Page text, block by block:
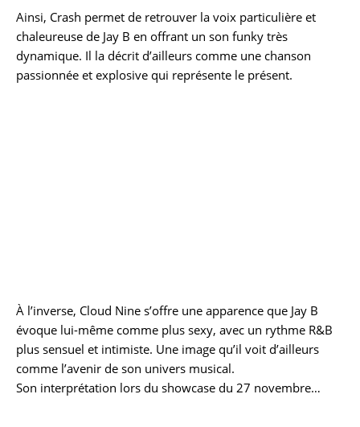
Ainsi, Crash permet de retrouver la voix particulière et
chaleureuse de Jay B en offrant un son funky très
dynamique. Il la décrit d’ailleurs comme une chanson
passionnée et explosive qui représente le présent.
À l’inverse, Cloud Nine s’offre une apparence que Jay B
évoque lui-même comme plus sexy, avec un rythme R&B
plus sensuel et intimiste. Une image qu’il voit d’ailleurs
comme l’avenir de son univers musical.
Son interprétation lors du showcase du 27 novembre…